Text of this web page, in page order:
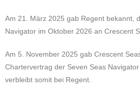
Am 21. März 2025 gab Regent bekannt,
Navigator im Oktober 2026 an Crescent
Am 5. November 2025 gab Crescent
Chartervertrag der Seven Seas
verbleibt somit bei Regent.